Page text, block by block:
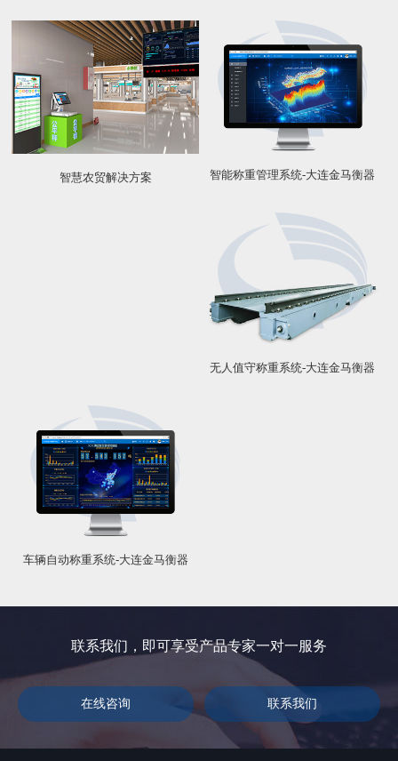
智慧农贸解决方案 智能称重管理系统-大连金马衡器
无人值守称重系统-大连金马衡器
车辆自动称重系统-大连金马衡器
联系我们，即可享受产品专家一对一服务
在线咨询 联系我们